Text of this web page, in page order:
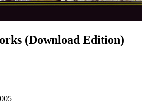
(Download Edition)